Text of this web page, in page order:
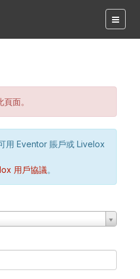
面。
用 Eventor 賬戶或 Livelox
用戶協議。